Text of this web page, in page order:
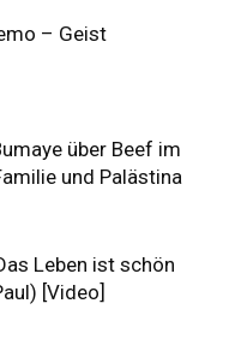
– Geist
über Beef im
und Palästina
Leben ist schön
[Video]